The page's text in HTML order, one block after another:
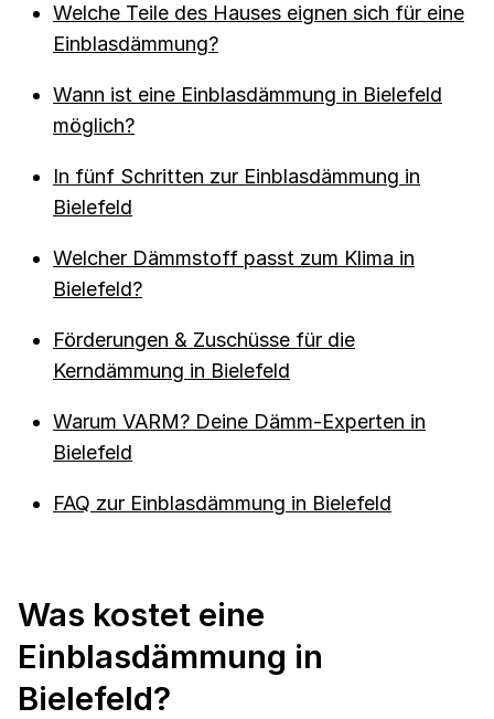
Welche Teile des Hauses eignen sich für eine
Einblasdämmung?
Wann ist eine Einblasdämmung in Bielefeld
möglich?
In fünf Schritten zur Einblasdämmung in
Bielefeld
Welcher Dämmstoff passt zum Klima in
Bielefeld?
Förderungen & Zuschüsse für die
Kerndämmung in Bielefeld
Warum VARM? Deine Dämm-Experten in
Bielefeld
FAQ zur Einblasdämmung in Bielefeld
Was kostet eine
Einblasdämmung in
Bielefeld?